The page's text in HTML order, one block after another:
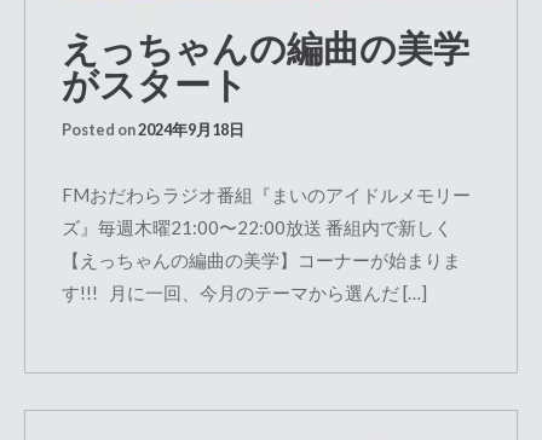
えっちゃんの編曲の美学
がスタート
Posted on2024年9月18日
FMおだわらラジオ番組『まいのアイドルメモリー
ズ』毎週木曜21:00〜22:00放送 番組内で新しく
【えっちゃんの編曲の美学】コーナーが始まりま
す!!! 月に一回、今月のテーマから選んだ […]